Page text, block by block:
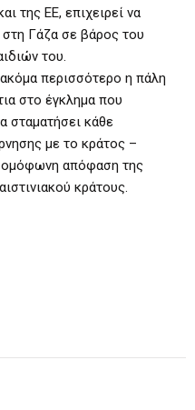
της ΕΕ, επιχειρεί να
Γάζα σε βάρος του
του.
περισσότερο η πάλη
στο έγκλημα που
σταματήσει κάθε
με το κράτος –
ομόφωνη απόφαση της
κράτους.